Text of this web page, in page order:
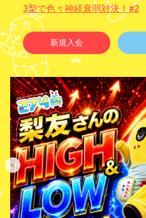
3梨で色々神経衰弱対決！#2
新規入会